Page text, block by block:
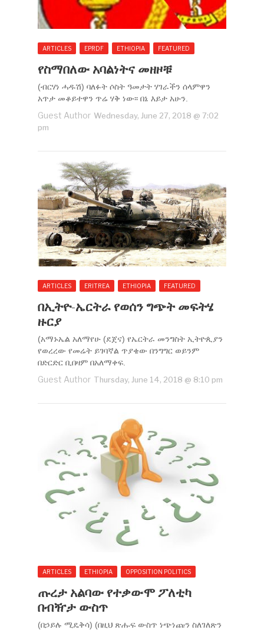
ARTICLES EPRDF ETHIOPIA FEATURED
የስማበለው አባልነትና መዘዞቹ
(ብርሃነ ሓዱሽ) ባለፉት ሶስት ዓመታት ሃገራችን ሰላምዋን
አጥታ መቆይተዋን ጥሬ ሃቅ ነው፡፡ በኔ እይታ አሁን.
Guest Author Wednesday, June 27, 2018 @ 7:02
pm
ARTICLES ERITREA ETHIOPIA FEATURED
በኢትዮ-ኤርትራ የወሰን ግጭት መፍትሄ
ዙርያ
(አማኑኤል አለማየሁ (ደጀና) የኤርትራ መንግስት ኢትዮጲያን
የወረረው የመሬት ይገባኛል ጥያቄው በንግግር ወይንም
በድርድር ቢበዛም በአለማቀፍ.
Guest Author Thursday, June 14, 2018 @ 8:10 pm
ARTICLES ETHIOPIA OPPOSITION POLITICS
ጡረታ አልባው የተቃውሞ ፖለቲካ
በብዥታ ውስጥ
(በኃይሉ ሚዴቅሳ) (በዚህ ጽሑፍ ውስጥ ነጭነጩን ስለገለጽን